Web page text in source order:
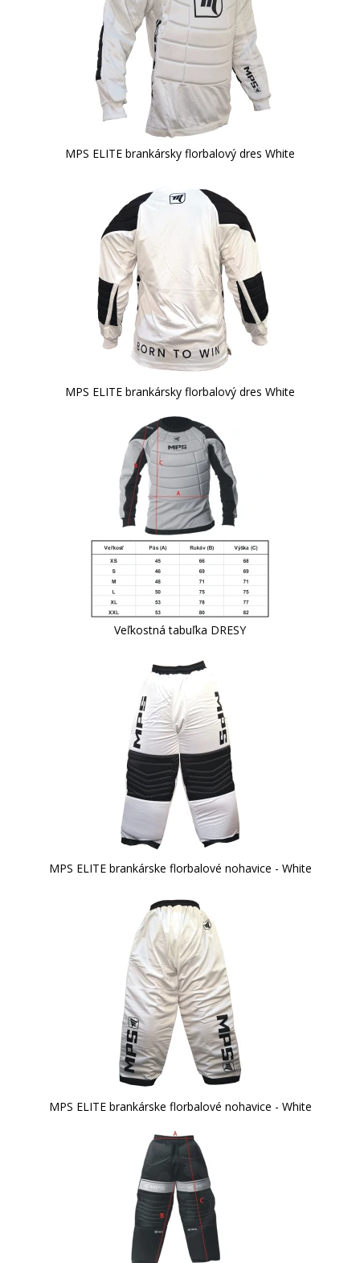
MPS ELITE brankársky florbalový dres White
MPS ELITE brankársky florbalový dres White
Veľkostná tabuľka DRESY
MPS ELITE brankárske florbalové nohavice - White
MPS ELITE brankárske florbalové nohavice - White